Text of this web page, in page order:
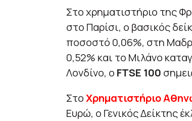
Στο χρηματιστήριο της
στο Παρίσι, ο βασικός
ποσοστό 0,06%, στη
0,52% και το Μιλάνο
Λονδίνο, ο FTSE 100
ΣτοΧρηματιστήριο
Ευρώ, ο Γενικός Δείκτης